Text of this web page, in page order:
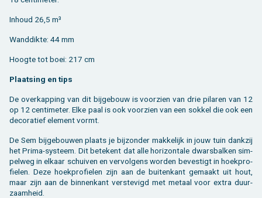
In­houd 26,5 m³
Wand­dik­te: 44 mm
Hoog­te tot boei: 217 cm
Plaat­sing en tips
De over­kap­ping van dit bij­ge­bouw is voor­zien van drie pi­la­ren van 12
op 12 cen­ti­me­ter. Elke paal is ook voor­zien van een sok­kel die ook een
de­co­ra­tief ele­ment vormt.
De Sem bij­ge­bou­wen plaats je bij­zon­der mak­ke­lijk in jouw tuin dank­zij
het Prima-sys­teem. Dit be­te­kent dat alle ho­ri­zon­ta­le dwars­bal­ken sim­
pel­weg in el­kaar schui­ven en ver­vol­gens wor­den be­ves­tigt in hoek­pro­
fie­len. Deze hoek­pro­fie­len zijn aan de bui­ten­kant ge­maakt uit hout,
maar zijn aan de bin­nen­kant ver­ste­vigd met me­taal voor extra duur­
zaam­heid.